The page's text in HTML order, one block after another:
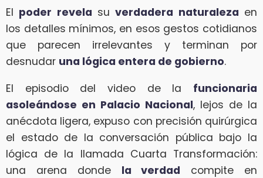
El poder revela suverdadera naturaleza en
los detalles mínimos, en esos gestos cotidianos
que parecen irrelevantes y terminan por
desnudar una lógica entera de gobierno.
El episodio del video de la funcionaria
asoleándose en Palacio Nacional, lejos de la
anécdota ligera, expuso con precisión quirúrgica
el estado de la conversación pública bajo la
lógica de la llamada Cuarta Transformación:
una arena donde la verdad compite en